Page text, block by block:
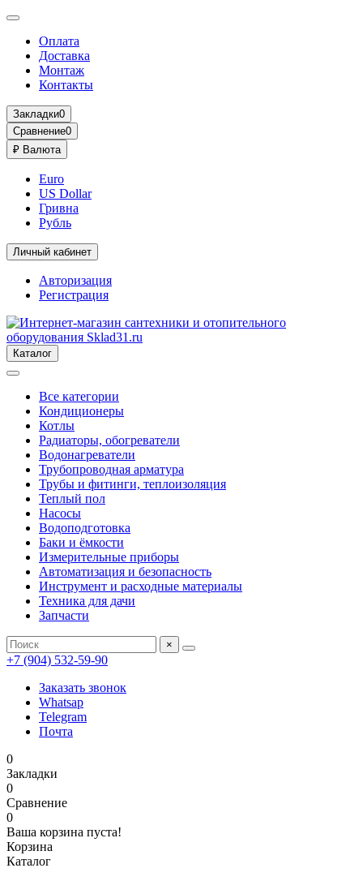
Оплата
Доставка
Монтаж
Контакты
Закладки0
Сравнение0
₽ Валюта
Euro
US Dollar
Гривна
Рубль
Личный кабинет
Авторизация
Регистрация
Каталог
Все категории
Кондиционеры
Котлы
Радиаторы, обогреватели
Водонагреватели
Трубопроводная арматура
Трубы и фитинги, теплоизоляция
Теплый пол
Насосы
Водоподготовка
Баки и ёмкости
Измерительные приборы
Автоматизация и безопасность
Инструмент и расходные материалы
Техника для дачи
Запчасти
×
+7 (904) 532-59-90
Заказать звонок
Whatsap
Telegram
Почта
0
Закладки
0
Сравнение
0
Ваша корзина пуста!
Корзина
Каталог